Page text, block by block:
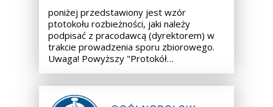
poniżej przedstawiony jest wzór
ptotokołu rozbieżności, jaki należy
podpisać z pracodawcą (dyrektorem) w
trakcie prowadzenia sporu zbiorowego.
Uwaga! Powyższy "Protokół…